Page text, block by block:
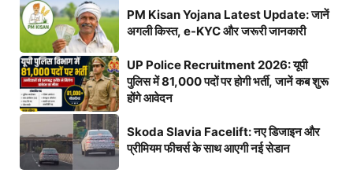
PM Kisan Yojana Latest Update: जानें
अगली किस्त, e-KYC और जरूरी जानकारी
UP Police Recruitment 2026: यूपी
पुलिस में 81,000 पदों पर होगी भर्ती, जानें कब शुरू
होंगे आवेदन
Skoda Slavia Facelift: नए डिजाइन और
प्रीमियम फीचर्स के साथ आएगी नई सेडान